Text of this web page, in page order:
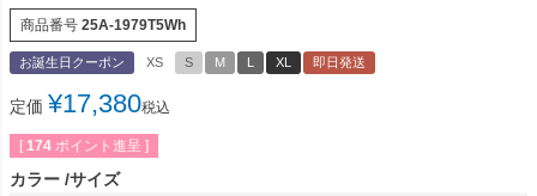
商品番号 25A-1979T5Wh
お誕生日クーポン XS S M XL 即日発送
定価 ¥17,380税込
[ 174 ポイント進呈 ]
カラー サイズ